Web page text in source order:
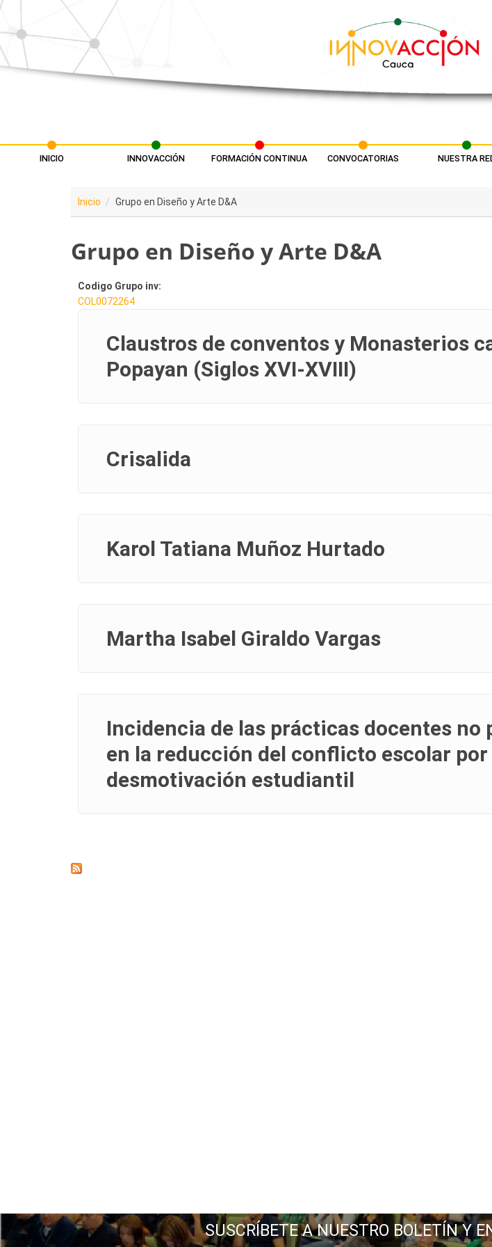
Pasar al contenido principal
INICIO INNOVACCIÓN FORMACIÓN CONTINUA CONVOCATORIAS NUESTRA
Inicio Grupo en Diseño y Arte D&A
Grupo en Diseño y Arte D&A
Codigo Grupo inv:
COL0072264
Claustros de conventos y Monasterios
Popayan (Siglos XVI-XVIII)
Crisalida
Karol Tatiana Muñoz Hurtado
Martha Isabel Giraldo Vargas
Incidencia de las prácticas docentes no
en la reducción del conflicto escolar por
desmotivación estudiantil
SUSCRÍBETE A NUESTRO BOLETÍN Y